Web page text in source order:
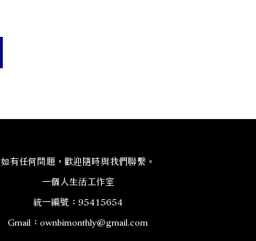
天
夜
台
如有任何問題，歡迎隨時與我們聯繫。
一個人生活工作室
統一編號：95415654
Gmail：ownbimonthly@gmail.com